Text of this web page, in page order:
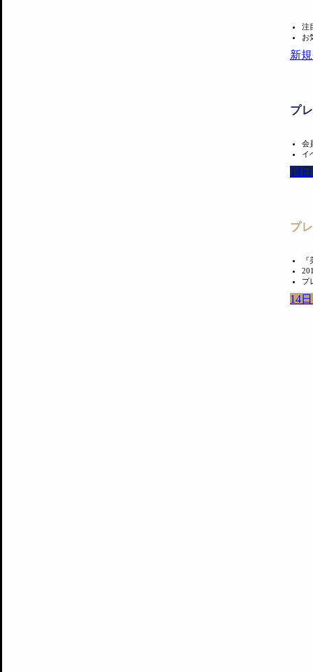
注
お
新
プ
会
イ
14
プ
プ
14